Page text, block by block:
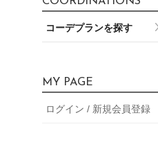
コーデプランを探す
MY PAGE
ログイン / 新規会員登録